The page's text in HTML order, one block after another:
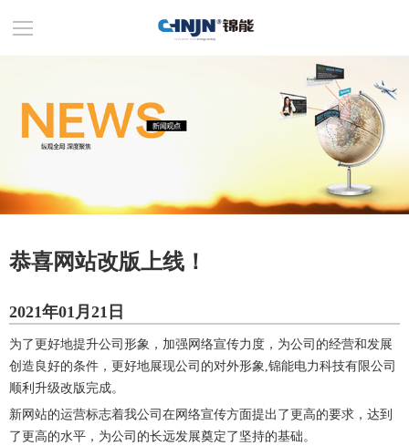
恭喜网站改版上线！
2021年01月21日
为了更好地提升公司形象，加强网络宣传力度，为公司的经营和发展
创造良好的条件，更好地展现公司的对外形象,锦能电力科技有限公司
顺利升级改版完成。
新网站的运营标志着我公司在网络宣传方面提出了更高的要求，达到
了更高的水平，为公司的长远发展奠定了坚持的基础。